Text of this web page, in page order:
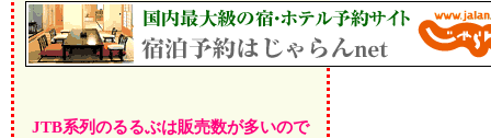
JTB系列のるるぶは販売数が多いので